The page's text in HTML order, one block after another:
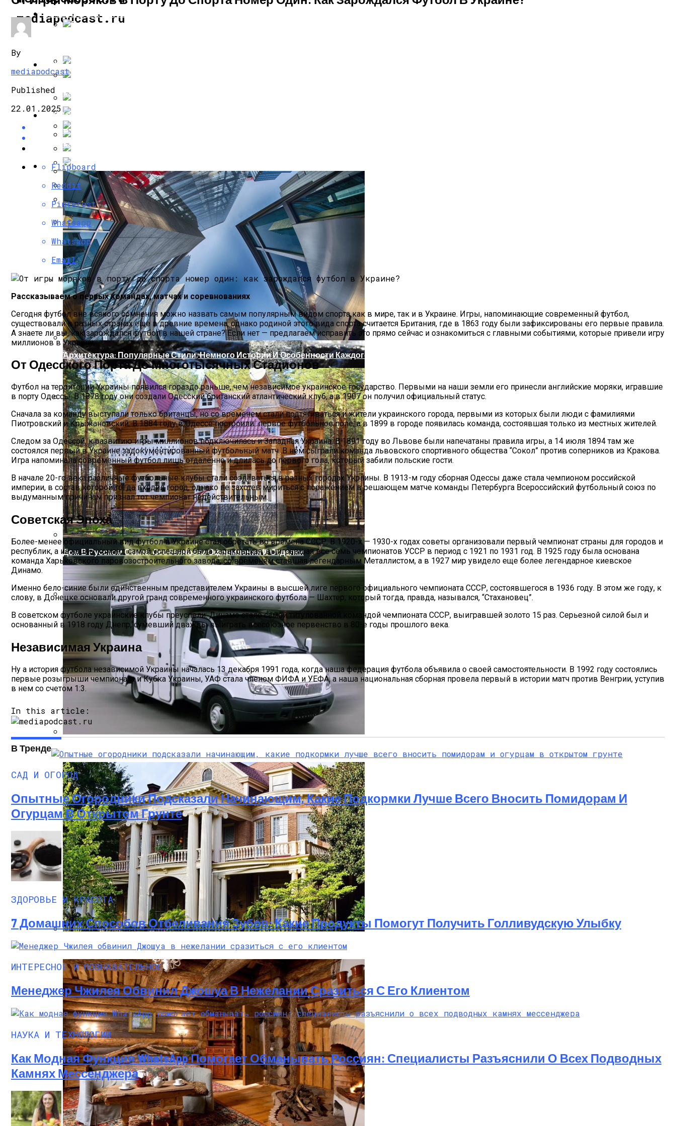
mediapodcast.ru
ИНТЕРЕСНОЕ И ПОЗНАВАТЕЛЬНОЕ
Предложена Генная Терапия На Основе Мусорной ДНК Птиц
Ястремская Анонсировала Выход Собственной Песни
В «Барселоне» Завелся Крот
Применение И Разновидности Деревянной Вагонки
НАУКА И ТЕХНОЛОГИИ
Как Маск Использует Забытые Разработки СССР В Своих Космических Проектах
В Космосе Нашли Остатки Уничтоженных Планет
Когда Коридор Затмений В 2024 Году: Что Привнесет В Вашу Жизнь Это Магическое Время?
Ученые Раскрыли Тайну Появления Карельской Березы: Гены Ценного Сорта
Магнитная Буря 25 Марта, Какой Силы, Что Советуют Эксперты
ЗДОРОВЬЕ И КРАСОТА
Как Поддержать Иммунитет Во Время Пика Вирусных Инфекций: Советы Экспертов
Гимнастика Доктора Шишонина Против Высокого Давления
Магнитные Бури: Прогноз На Неделю С 25 По 31 Марта 2024 Года
Артезианская, Минеральная, Родниковая, Талая: В Чем Разница И Какую Воду Лучше Выбрать Для Питья
Растения-Вампиры: 15 Популярных Домашних Цветов, Которые Крадут Ваше Здоровье День За Днем
АРХИТЕКТУРА И ДИЗАЙН
Архитектура: Популярные Стили, Немного Истории И Особенности Каждого Направления
Дом В Русском Стиле: Особенности Оформления И Отделки
Дом В Викторианском Стиле: История, Особенности И Типы Сооружений
By
mediapodcast
Published
22.01.2025
Flipboard
Reddit
Pinterest
Whatsapp
Whatsapp
Email
Рассказываем о первых командах, матчах и соревнованиях
Сегодня футбол вне всякого сомнения можно назвать самым популярным видом спорта как в мире, так и в Украине. Игры, напоминающие современный футбол,
существовали в разных странах еще в древние времена, однако родиной этого вида спорта считается Британия, где в 1863 году были зафиксированы его первые правила.
А знаете ли вы, как зарождался футбол в нашей стране? Если нет — предлагаем исправить это прямо сейчас и ознакомиться с главными событиями, которые привели игру
миллионов в Украину.
От Одесского Порта До Многотысячных Стадионов
Футбол на территории Украины появился гораздо раньше, чем независимое украинское государство. Первыми на наши земли его принесли английские моряки, игравшие
в порту Одессы. В 1878 году они создали Одесский британский атлантический клуб, а в 1907 он получил официальный статус.
Сначала за команду выступали только британцы, но со временем стали подтягиваться и жители украинского города, первыми из которых были люди с фамилиями
Пиотровский и Крыжановский. В 1884 году в Одессе построили первое футбольное поле, а в 1899 в городе появилась команда, состоявшая только из местных жителей.
Следом за Одессой, к развитию игры миллионов подключилась и Западная Украина. В 1891 году во Львове были напечатаны правила игры, а 14 июля 1894 там же
состоялся первый в Украине задокументированный футбольный матч. В нем сыграли команда львовского спортивного общества “Сокол” против соперников из Кракова.
Игра напоминала современный футбол лишь отдаленно и длилась до первого гола, который забили польские гости.
В начале 20-го века различные футбольные клубы стали создаваться в разных городах Украины. В 1913-м году сборная Одессы даже стала чемпионом российской
империи, в состав которой тогда входил город, однако не захотев мириться с поражением в решающем матче команды Петербурга Всероссийский футбольный союз по
выдуманным причинам признал тот чемпионат недействительным.
Советская Эпоха
Более-менее официальный вид футбол в Украине стал обретать во времена СССР. В 1920-х — 1930-х годах советы организовали первый чемпионат страны для городов и
республик, а из наших команд самой успешной была харьковская, выигравшая все семь чемпионатов УССР в период с 1921 по 1931 год. В 1925 году была основана
команда Харьковского паровозостроительного завода, со временем ставшая легендарным Металлистом, а в 1927 мир увидело еще более легендарное киевское
Динамо.
Именно бело-синие были единственным представителем Украины в высшей лиге первого официального чемпионата СССР, состоявшегося в 1936 году. В этом же году, к
слову, в Донецке основали другой гранд современного украинского футбола — Шахтер, который тогда, правда, назывался, “Стахановец”.
В советском футболе украинские клубы преуспели: Динамо стало самой титулованной командой чемпионата СССР, выигравшей золото 15 раз. Серьезной силой был и
основанный в 1918 году Днепр, сумевший дважды выиграть всесоюзное первенство в 80-е годы прошлого века.
Независимая Украина
Ну а история футбола независимой Украины началась 13 декабря 1991 года, когда наша федерация футбола объявила о своей самостоятельности. В 1992 году состоялись
первые розыгрыши чемпионата и Кубка Украины, УАФ стала членом ФИФА и УЕФА, а наша национальная сборная провела первый в истории матч против Венгрии, уступив
в нем со счетом 1:3.
In this article:
В Тренде
САД И ОГОРОД
Опытные Огородники Подсказали Начинающим, Какие Подкормки Лучше Всего Вносить Помидорам И
Огурцам В Открытом Грунте
ЗДОРОВЬЕ И КРАСОТА
7 Домашних Способов Отбеливания Зубов: Какие Продукты Помогут Получить Голливудскую Улыбку
ИНТЕРЕСНОЕ И ПОЗНАВАТЕЛЬНОЕ
Менеджер Чжилея Обвинил Джошуа В Нежелании Сразиться С Его Клиентом
НАУКА И ТЕХНОЛОГИИ
Как Модная Функция WhatsApp Помогает Обманывать Россиян: Специалисты Разъяснили О Всех Подводных
Камнях Мессенджера